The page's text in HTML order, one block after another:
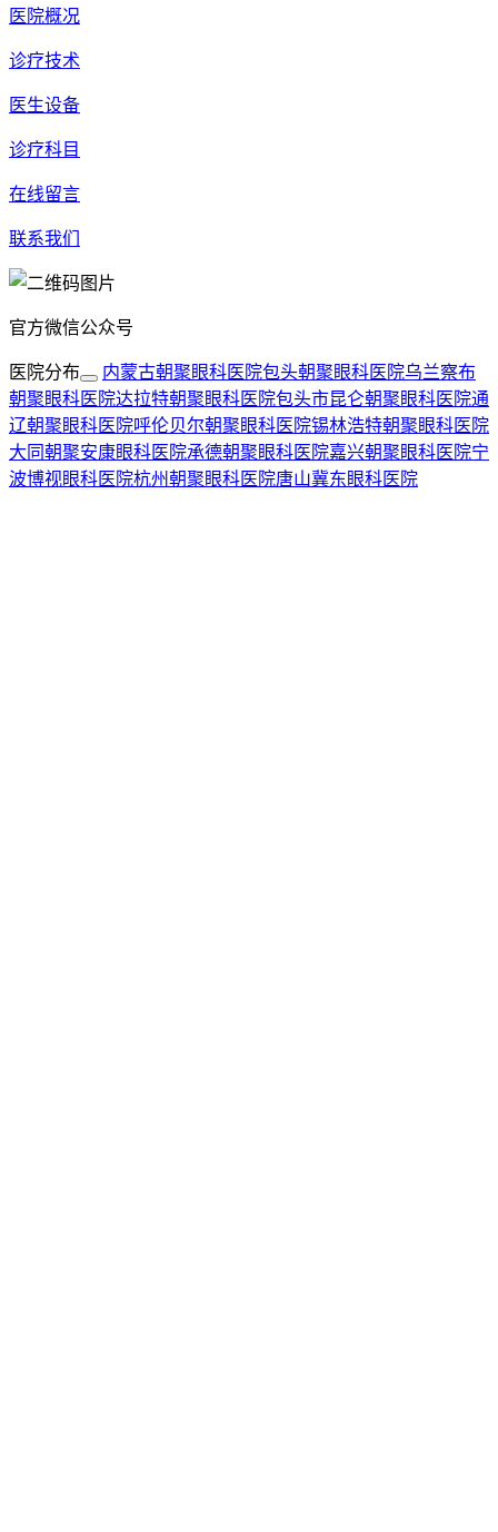
医院概况
诊疗技术
医生设备
诊疗科目
在线留言
联系我们
官方微信公众号
医院分布 内蒙古朝聚眼科医院包头朝聚眼科医院乌兰察布
朝聚眼科医院达拉特朝聚眼科医院包头市昆仑朝聚眼科医院通
辽朝聚眼科医院呼伦贝尔朝聚眼科医院锡林浩特朝聚眼科医院
大同朝聚安康眼科医院承德朝聚眼科医院嘉兴朝聚眼科医院宁
波博视眼科医院杭州朝聚眼科医院唐山冀东眼科医院